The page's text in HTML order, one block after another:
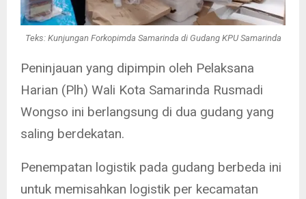
Teks: Kunjungan Forkopimda Samarinda di Gudang KPU Samarinda
Peninjauan yang dipimpin oleh Pelaksana
Harian (Plh) Wali Kota Samarinda Rusmadi
Wongso ini berlangsung di dua gudang yang
saling berdekatan.
Penempatan logistik pada gudang berbeda ini
untuk memisahkan logistik per kecamatan